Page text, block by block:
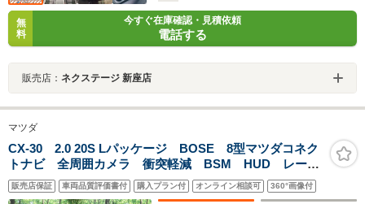
無
料
今すぐ在庫確認・見積依頼
電話する
販売店： ネクステージ 新座店
マツダ
CX-30 2.0 20S Lパッケージ BOSE 8型マツダコネク
トナビ 全周囲カメラ 衝突軽減 BSM HUD レーダ
ークルーズ 禁煙車 電動リアゲート レザーシート
シートヒーター クリアランスソナー LEDヘッドライ
販売店保証 車両品質評価書付 購入プラン付 オンライン相談可 360°画像付